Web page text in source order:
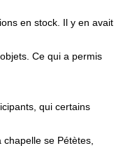
en stock. Il y en avait
Ce qui a permis
qui certains
se Pétètes,